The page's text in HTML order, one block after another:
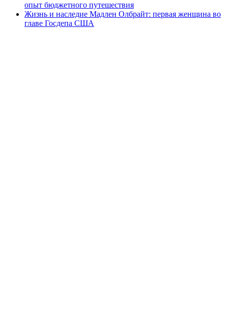
опыт бюджетного путешествия
Жизнь и наследие Мадлен Олбрайт: первая женщина во
главе Госдепа США